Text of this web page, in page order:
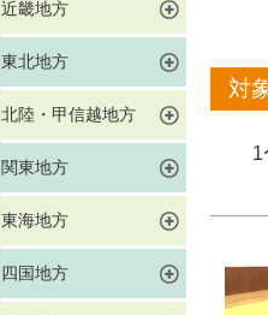
近畿地方
東北地方
北陸・甲信越地方
関東地方
東海地方
四国地方
対
1